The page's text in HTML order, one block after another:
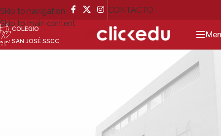
Skip to navigation
Skip to main content
CONTACTO
COLEGIO
SAN JOSÉ SSCC
GO